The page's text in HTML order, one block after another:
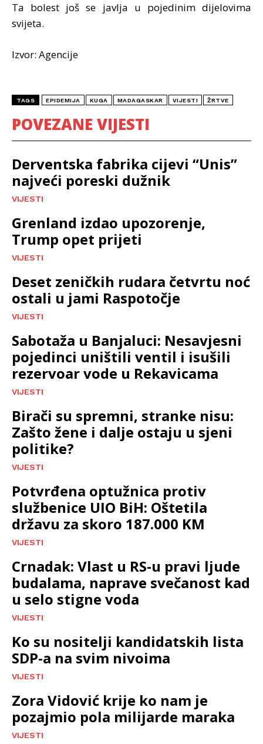
Ta bolest još se javlja u pojedinim dijelovima
svijeta.
Izvor: Agencije
TAGS EPIDEMIJA KUGA MADAGASKAR VIJESTI ŽRTVE
POVEZANE VIJESTI
Derventska fabrika cijevi “Unis”
najveći poreski dužnik
VIJESTI
Grenland izdao upozorenje,
Trump opet prijeti
VIJESTI
Deset zeničkih rudara četvrtu noć
ostali u jami Raspotočje
VIJESTI
Sabotaža u Banjaluci: Nesavjesni
pojedinci uništili ventil i isušili
rezervoar vode u Rekavicama
VIJESTI
Birači su spremni, stranke nisu:
Zašto žene i dalje ostaju u sjeni
politike?
VIJESTI
Potvrđena optužnica protiv
službenice UIO BiH: Oštetila
državu za skoro 187.000 KM
VIJESTI
Crnadak: Vlast u RS-u pravi ljude
budalama, naprave svečanost kad
u selo stigne voda
VIJESTI
Ko su nositelji kandidatskih lista
SDP-a na svim nivoima
VIJESTI
Zora Vidović krije ko nam je
pozajmio pola milijarde maraka
VIJESTI